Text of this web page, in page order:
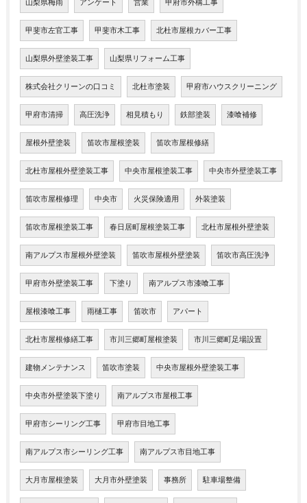
山梨県梅雨 アンケート 営業 甲府市外構工事
甲斐市左官工事 甲斐市木工事 北杜市屋根カバー工事
山梨県外壁塗装工事 山梨県リフォーム工事
株式会社クリーンの口コミ 北杜市塗装 甲府市ハウスクリーニング
甲府市清掃 高圧洗浄 相見積もり 鉄部塗装 漆喰補修
屋根外壁塗装 笛吹市屋根塗装 笛吹市屋根修繕
北杜市屋根外壁塗装工事 中央市屋根塗装工事 中央市外壁塗装工事
笛吹市屋根修理 中央市 火災保険適用 外装塗装
笛吹市屋根塗装工事 春日居町屋根塗装工事 北杜市屋根外壁塗装
南アルプス市屋根外壁塗装 笛吹市屋根外壁塗装 笛吹市高圧洗浄
甲府市外壁塗装工事 下塗り 南アルプス市漆喰工事
屋根漆喰工事 雨樋工事 笛吹市 アパート
北杜市屋根修繕工事 市川三郷町屋根塗装 市川三郷町足場設置
建物メンテナンス 笛吹市塗装 中央市屋根外壁塗装工事
中央市外壁塗装下塗り 南アルプス市屋根工事
甲府市シーリング工事 甲府市目地工事
南アルプス市シーリング工事 南アルプス市目地工事
大月市屋根塗装 大月市外壁塗装 事務所 駐車場整備